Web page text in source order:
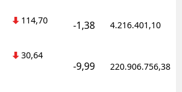
114,70 -1,38 4.216.401,10
30,64
-9,99 220.906.756,38